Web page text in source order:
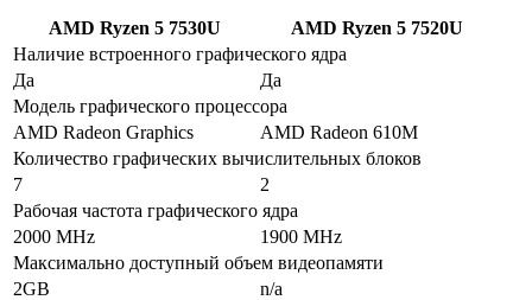
AMD Ryzen 5 7530U
AMD Ryzen 5 7520U
Наличие встроенного графического ядра
Да
Да
Модель графического процессора
AMD Radeon Graphics
AMD Radeon 610M
Количество графических вычислительных блоков
7
2
Рабочая частота графического ядра
2000 MHz
1900 MHz
Максимально доступный объем видеопамяти
2GB
n/a